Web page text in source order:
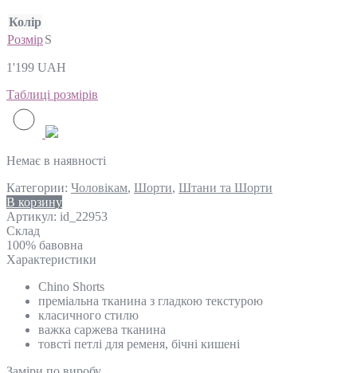
Колір
РозмірS
1'199 UAH
Таблиці розмірів
Немає в наявності
Категории: Чоловікам, Шорти, Штани та Шорти
В корзину
Артикул: id_22953
Склад
100% бавовна
Характеристики
Chino Shorts
преміальна тканина з гладкою текстурою
класичного стилю
важка саржева тканина
товсті петлі для ременя, бічні кишені